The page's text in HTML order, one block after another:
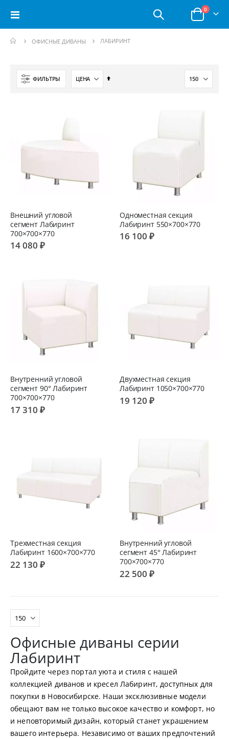
Toggle
Корзина
0позиции
ОФИСНЫЕ ДИВАНЫ ЛАБИРИНТ
ФИЛЬТРЫ
Сортируется
Внешний угловой
сегмент Лабиринт
700×700×770
14 080 ₽
Одноместная секция
Лабиринт 550×700×770
16 100 ₽
Внутренний угловой
сегмент 90° Лабиринт
700×700×770
17 310 ₽
Двухместная секция
Лабиринт 1050×700×770
19 120 ₽
Трехместная секция
Лабиринт 1600×700×770
22 130 ₽
Внутренний угловой
сегмент 45° Лабиринт
700×700×770
22 500 ₽
Офисные диваны серии
Лабиринт
Пройдите через портал уюта и стиля с нашей
коллекцией диванов и кресел Лабиринт, доступных для
покупки в Новосибирске. Наши эксклюзивные модели
обещают вам не только высокое качество и комфорт, но
и неповторимый дизайн, который станет украшением
вашего интерьера. Независимо от ваших предпочтений